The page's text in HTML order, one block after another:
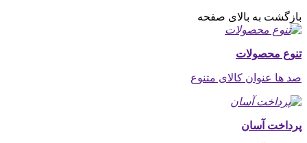
بازگشت به بالای صفحه
تنوع محصولات
صد ها عنوان کالای متنوع
پرداخت آسان